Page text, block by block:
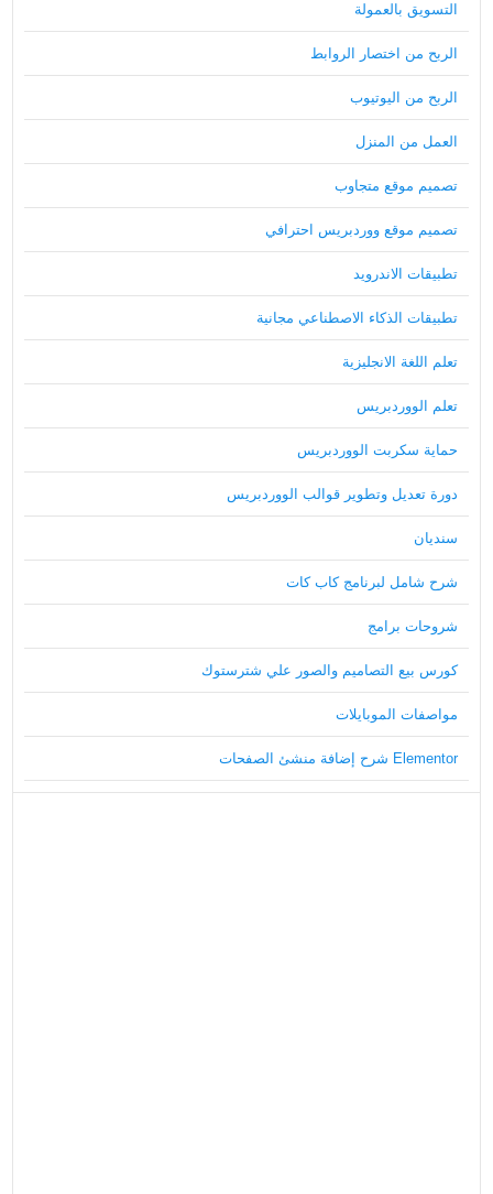
التسويق بالعمولة
الربح من اختصار الروابط
الربح من اليوتيوب
العمل من المنزل
تصميم موقع متجاوب
تصميم موقع ووردبريس احترافي
تطبيقات الاندرويد
تطبيقات الذكاء الاصطناعي مجانية
تعلم اللغة الانجليزية
تعلم الووردبريس
حماية سكربت الووردبريس
دورة تعديل وتطوير قوالب الووردبريس
سنديان
شرح شامل لبرنامج كاب كات
شروحات برامج
كورس بيع التصاميم والصور علي شترستوك
مواصفات الموبايلات
Elementor شرح إضافة منشئ الصفحات